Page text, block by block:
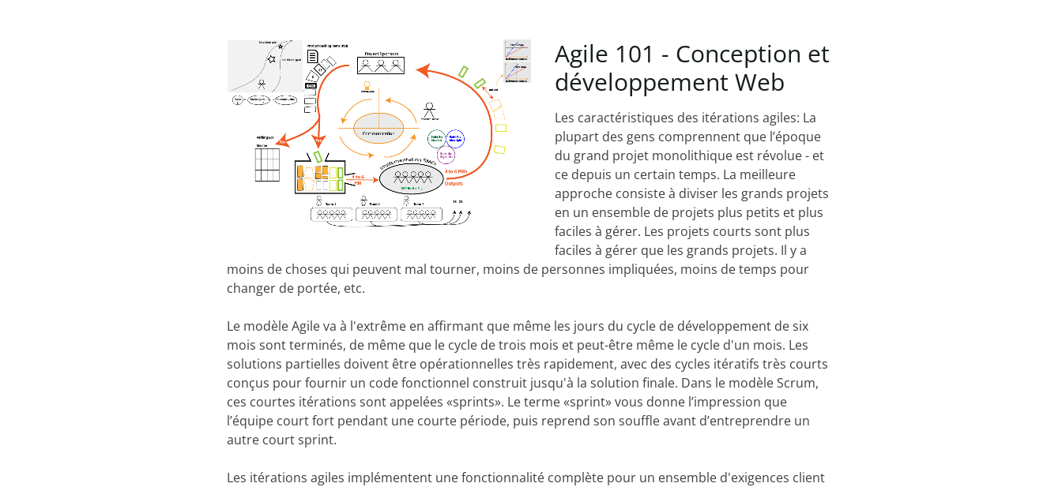
Agile 101 - Conception et
développement Web
Les caractéristiques des itérations agiles: La
plupart des gens comprennent que l’époque
du grand projet monolithique est révolue - et
ce depuis un certain temps. La meilleure
approche consiste à diviser les grands projets
en un ensemble de projets plus petits et plus
faciles à gérer. Les projets courts sont plus
faciles à gérer que les grands projets. Il y a
moins de choses qui peuvent mal tourner, moins de personnes impliquées, moins de temps pour
changer de portée, etc.
Le modèle Agile va à l'extrême en affirmant que même les jours du cycle de développement de six
mois sont terminés, de même que le cycle de trois mois et peut-être même le cycle d'un mois. Les
solutions partielles doivent être opérationnelles très rapidement, avec des cycles itératifs très courts
conçus pour fournir un code fonctionnel construit jusqu'à la solution finale. Dans le modèle Scrum,
ces courtes itérations sont appelées «sprints». Le terme «sprint» vous donne l’impression que
l’équipe court fort pendant une courte période, puis reprend son souffle avant d’entreprendre un
autre court sprint.
Les itérations agiles implémentent une fonctionnalité complète pour un ensemble d'exigences client